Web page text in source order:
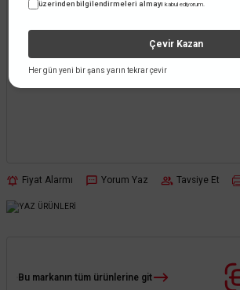
Fiyat Alarmı Yorum Yaz Tavsiye Et
Bu markanın tüm ürünlerine git
üzerinden bilgilendirmeleri almayı kabul ediyorum.
Çevir Kazan
Her gün yeni bir şans yarın tekrar çevir